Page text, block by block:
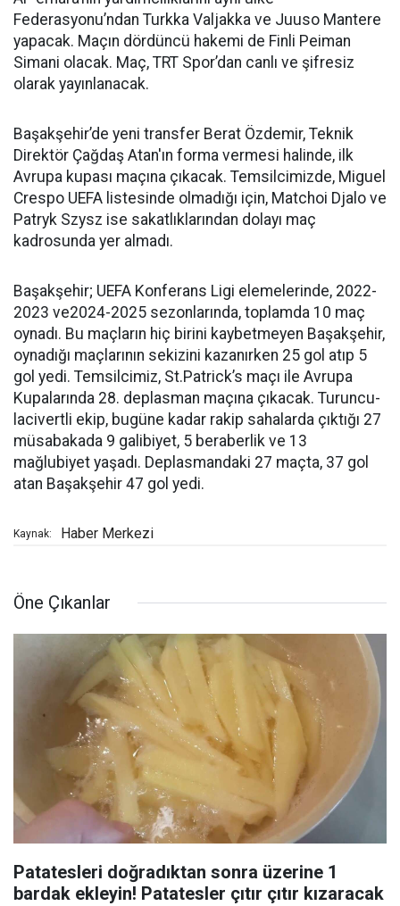
Federasyonu’ndan Turkka Valjakka ve Juuso Mantere
yapacak. Maçın dördüncü hakemi de Finli Peiman
Simani olacak. Maç, TRT Spor’dan canlı ve şifresiz
olarak yayınlanacak.
Başakşehir’de yeni transfer Berat Özdemir, Teknik
Direktör Çağdaş Atan'ın forma vermesi halinde, ilk
Avrupa kupası maçına çıkacak. Temsilcimizde, Miguel
Crespo UEFA listesinde olmadığı için, Matchoi Djalo ve
Patryk Szysz ise sakatlıklarından dolayı maç
kadrosunda yer almadı.
Başakşehir; UEFA Konferans Ligi elemelerinde, 2022-
2023 ve2024-2025 sezonlarında, toplamda 10 maç
oynadı. Bu maçların hiç birini kaybetmeyen Başakşehir,
oynadığı maçlarının sekizini kazanırken 25 gol atıp 5
gol yedi. Temsilcimiz, St.Patrick’s maçı ile Avrupa
Kupalarında 28. deplasman maçına çıkacak. Turuncu-
lacivertli ekip, bugüne kadar rakip sahalarda çıktığı 27
müsabakada 9 galibiyet, 5 beraberlik ve 13
mağlubiyet yaşadı. Deplasmandaki 27 maçta, 37 gol
atan Başakşehir 47 gol yedi.
Kaynak: Haber Merkezi
Öne Çıkanlar
Patatesleri doğradıktan sonra üzerine 1
bardak ekleyin! Patatesler çıtır çıtır kızaracak